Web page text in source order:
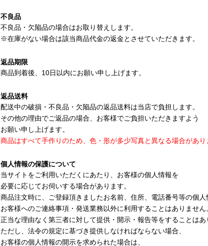
不良品
不良品・欠陥品の場合はお取り替えします。
※在庫がない場合は該当商品代金の返金とさせていただきます。
返品期限
商品到着後、10日以内にお願い申し上げます。
返品送料
配送中の破損・不良品・欠陥品の返品送料は当店で負担します。
その他の理由でご返品の場合、お客様でご負担いただきますよう
お願い申し上げます。
商品はすべて手作りのため、色・形が多少写真と異なる場合があり
個人情報の保護について
当サイトをご利用いただくにあたり、お客様の個人情報を
必要に応じてお伺いする場合があります。
商品注文時に、ご登録頂きましたお名前、住所、電話番号等の個人
お客様へのご連絡事項・発送業務以外に利用することはありません
正当な理由なく第三者に対して提供・開示・報告等をすることはあ
ただし、法令の規定に基づき提供しなければならない場合、
お客様の個人情報の開示を求められた場合は、